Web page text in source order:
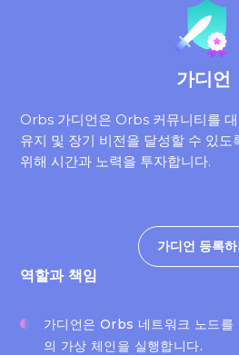
가디언
Orbs 가디언은 Orbs 커뮤니티를
유지 및 장기 비전을 달성할 수 있도
위해 시간과 노력을 투자합니다.
가디언 등록
역할과 책임
가디언은 Orbs 네트워크 노드를
의 가상 체인을 실행합니다.